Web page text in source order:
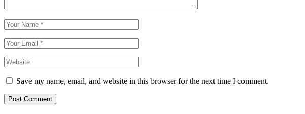
Save my name, email, and website in this browser for the next time I comment.
Post Comment